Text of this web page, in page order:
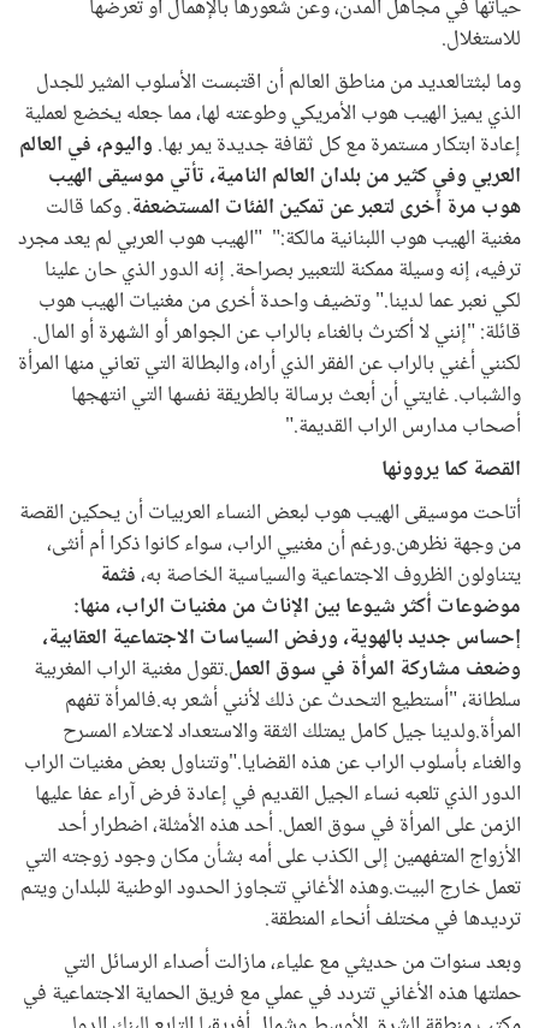
حياتها في مجاهل المدن، وعن شعورها بالإهمال أو تعرضها
للاستغلال.
وما لبثتالعديد من مناطق العالم أن اقتبست الأسلوب المثير للجدل
الذي يميز الهيب هوب الأمريكي وطوعته لها، مما جعله يخضع لعملية
إعادة ابتكار مستمرة مع كل ثقافة جديدة يمر بها. واليوم، في العالم
العربي وفي كثير من بلدان العالم النامية، تأتي موسيقى الهيب
هوب مرة أخرى لتعبر عن تمكين الفئات المستضعفة. وكما قالت
مغنية الهيب هوب اللبنانية مالكة:" "الهيب هوب العربي لم يعد مجرد
ترفيه، إنه وسيلة ممكنة للتعبير بصراحة. إنه الدور الذي حان علينا
لكي نعبر عما لدينا." وتضيف واحدة أخرى من مغنيات الهيب هوب
قائلة: "إنني لا أكترث بالغناء بالراب عن الجواهر أو الشهرة أو المال.
لكنني أغني بالراب عن الفقر الذي أراه، والبطالة التي تعاني منها المرأة
والشباب. غايتي أن أبعث برسالة بالطريقة نفسها التي انتهجها
أصحاب مدارس الراب القديمة."
القصة كما يروونها
أتاحت موسيقى الهيب هوب لبعض النساء العربيات أن يحكين القصة
من وجهة نظرهن.ورغم أن مغنيي الراب، سواء كانوا ذكرا أم أنثى،
يتناولون الظروف الاجتماعية والسياسية الخاصة به،فثمة
موضوعات أكثر شيوعا بين الإناث من مغنيات الراب، منها:
إحساس جديد بالهوية، ورفض السياسات الاجتماعية العقابية،
وضعف مشاركة المرأة في سوق العمل.تقول مغنية الراب المغربية
سلطانة، "أستطيع التحدث عن ذلك لأنني أشعر به.فالمرأة تفهم
المرأة.ولدينا جيل كامل يمتلك الثقة والاستعداد لاعتلاء المسرح
والغناء بأسلوب الراب عن هذه القضايا."وتتناول بعض مغنيات الراب
الدور الذي تلعبه نساء الجيل القديم في إعادة فرض آراء عفا عليها
الزمن على المرأة في سوق العمل. أحد هذه الأمثلة، اضطرار أحد
الأزواج المتفهمين إلى الكذب على أمه بشأن مكان وجود زوجته التي
تعمل خارج البيت.وهذه الأغاني تتجاوز الحدود الوطنية للبلدان ويتم
ترديدها في مختلف أنحاء المنطقة.
وبعد سنوات من حديثي مع علياء، مازالت أصداء الرسائل التي
حملتها هذه الأغاني تتردد في عملي مع فريق الحماية الاجتماعية في